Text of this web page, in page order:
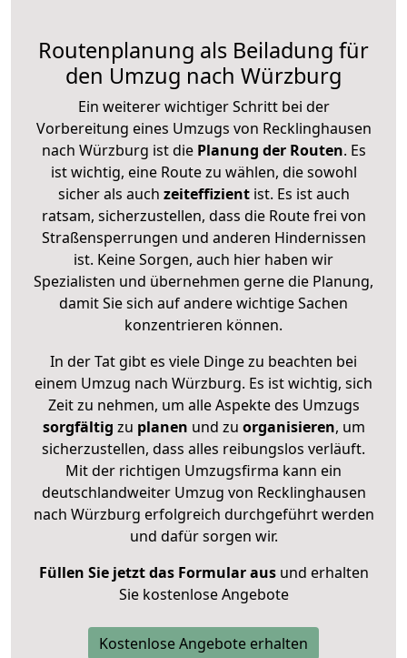
Routenplanung als Beiladung für
den Umzug nach Würzburg
Ein weiterer wichtiger Schritt bei der
Vorbereitung eines Umzugs von Recklinghausen
nach Würzburg ist diePlanung der Routen. Es
ist wichtig, eine Route zu wählen, die sowohl
sicher als auch zeiteffizientist. Es ist auch
ratsam, sicherzustellen, dass die Route frei von
Straßensperrungen und anderen Hindernissen
ist. Keine Sorgen, auch hier haben wir
Spezialisten und übernehmen gerne die Planung,
damit Sie sich auf andere wichtige Sachen
konzentrieren können.
In der Tat gibt es viele Dinge zu beachten bei
einem Umzug nach Würzburg. Es ist wichtig, sich
Zeit zu nehmen, um alle Aspekte des Umzugs
sorgfältig zu planen und zu organisieren, um
sicherzustellen, dass alles reibungslos verläuft.
Mit der richtigen Umzugsfirma kann ein
deutschlandweiter Umzug von Recklinghausen
nach Würzburg erfolgreich durchgeführt werden
und dafür sorgen wir.
Füllen Sie jetzt das Formular ausund erhalten
Sie kostenlose Angebote
Kostenlose Angebote erhalten